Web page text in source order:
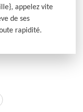
appelez vite
de ses
rapidité.